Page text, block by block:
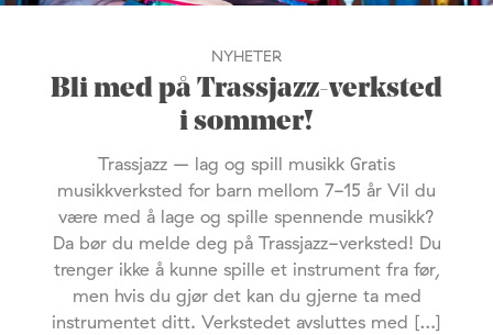
NYHETER
Bli med på Trassjazz-verksted
i sommer!
Trassjazz – lag og spill musikk Gratis
musikkverksted for barn mellom 7-15 år Vil du
være med å lage og spille spennende musikk?
Da bør du melde deg på Trassjazz-verksted! Du
trenger ikke å kunne spille et instrument fra før,
men hvis du gjør det kan du gjerne ta med
instrumentet ditt. Verkstedet avsluttes med […]